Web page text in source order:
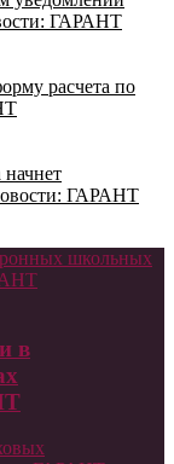
ГАРАНТ
расчета по
начнет
ГАРАНТ
школьных
в